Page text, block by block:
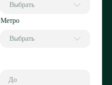
Выбрать
Метро
Выбрать